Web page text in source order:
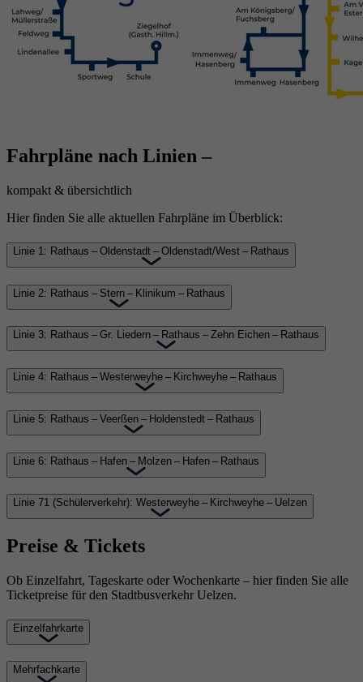
Fahrpläne nach Linien –
kompakt & übersichtlich
Hier finden Sie alle aktuellen Fahrpläne im Überblick:
Linie 1: Rathaus – Oldenstadt – Oldenstadt/West – Rathaus
Linie 2: Rathaus – Stern – Klinikum – Rathaus
Linie 3: Rathaus – Gr. Liedern – Rathaus – Zehn Eichen – Rathaus
Linie 4: Rathaus – Westerweyhe – Kirchweyhe – Rathaus
Linie 5: Rathaus – Veerßen – Holdenstedt – Rathaus
Linie 6: Rathaus – Hafen – Molzen – Hafen – Rathaus
Linie 71 (Schülerverkehr): Westerweyhe – Kirchweyhe – Uelzen
Preise & Tickets
Ob Einzelfahrt, Tageskarte oder Wochenkarte – hier finden Sie alle
Ticketpreise für den Stadtbusverkehr Uelzen.
Einzelfahrkarte
Mehrfachkarte